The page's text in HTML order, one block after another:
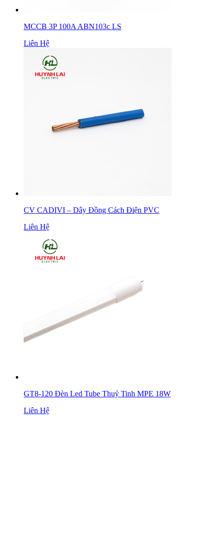
MCCB 3P 100A ABN103c LS
Liên Hệ
CV CADIVI – Dây Đồng Cách Điện PVC
Liên Hệ
GT8-120 Đèn Led Tube Thuỷ Tinh MPE 18W
Liên Hệ